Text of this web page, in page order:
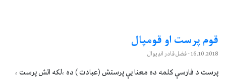
قوم پرست او قومپال
16.10.2018- فضل قادر انډيوال
پرست د فارسې کلمه ده معنا يې پرستش (عبادت ) ده ،لکه اتش پرست ،